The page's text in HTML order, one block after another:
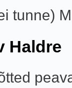
tunne)
Haldre